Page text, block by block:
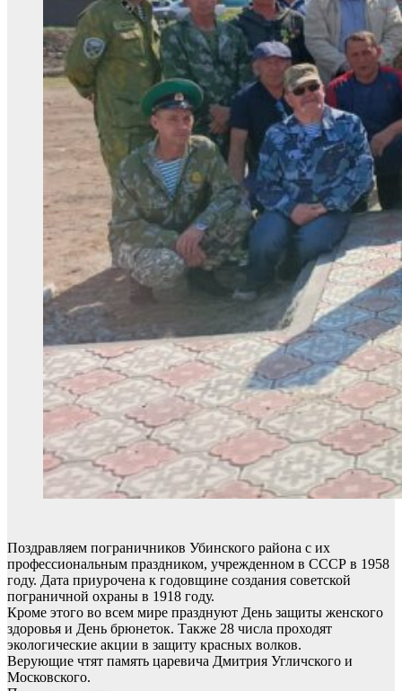
Поздравляем пограничников Убинского района с их
профессиональным праздником, учрежденном в СССР в 1958
году. Дата приурочена к годовщине создания советской
пограничной охраны в 1918 году.
Кроме этого во всем мире празднуют День защиты женского
здоровья и День брюнеток. Также 28 числа проходят
экологические акции в защиту красных волков.
Верующие чтят память царевича Дмитрия Угличского и
Московского.